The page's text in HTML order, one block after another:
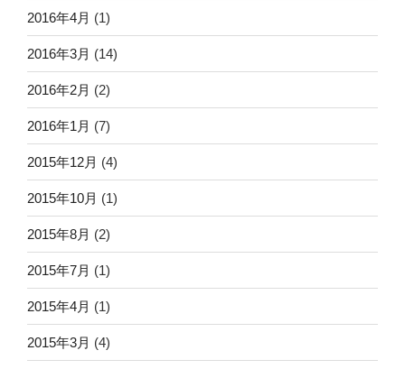
2016年4月 (1)
2016年3月 (14)
2016年2月 (2)
2016年1月 (7)
2015年12月 (4)
2015年10月 (1)
2015年8月 (2)
2015年7月 (1)
2015年4月 (1)
2015年3月 (4)